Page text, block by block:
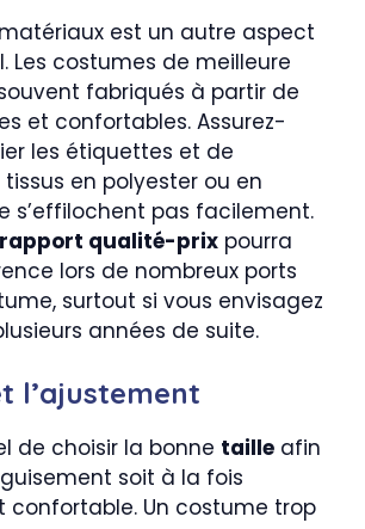
est un autre aspect
Les costumes de meilleure
fabriqués à partir de
et confortables. Assurez-
les étiquettes et de
en polyester ou en
s’effilochent pas facilement.
qualité-prix pourra
lors de nombreux ports
surtout si vous envisagez
années de suite.
l’ajustement
de choisir la bonne taille afin
soit à la fois
confortable. Un costume trop